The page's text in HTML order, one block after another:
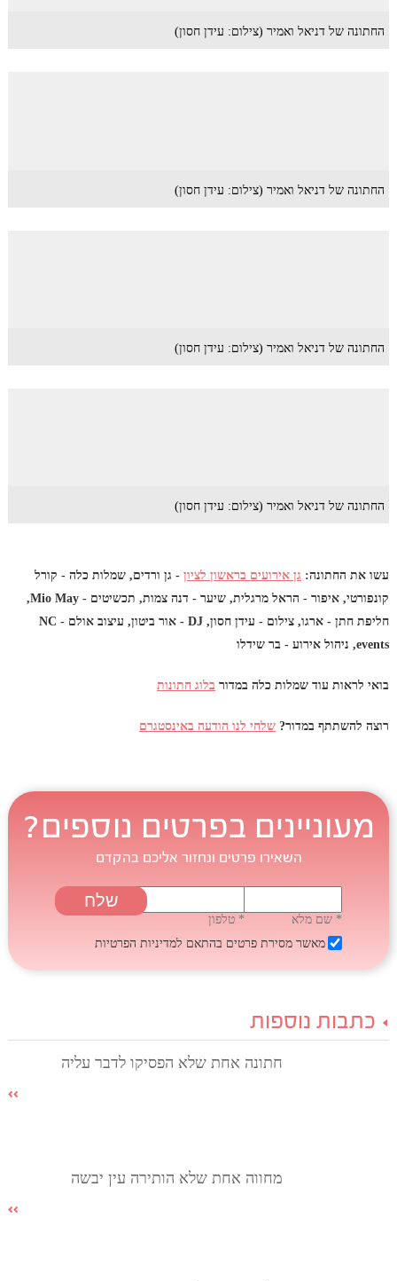
החתונה של דניאל ואמיר (צילום: עידן חסון)
החתונה של דניאל ואמיר (צילום: עידן חסון)
החתונה של דניאל ואמיר (צילום: עידן חסון)
החתונה של דניאל ואמיר (צילום: עידן חסון)
עשו את החתונה: גן אירועים בראשון לציון- גן ורדים, שמלות כלה - קורל
קונפורטי, איפור - הראל מרגלית, שיער - דנה צמות, תכשיטים - Mio May,
חליפת חתן - ארגו, צילום - עידן חסון, DJ - אור ביטון, עיצוב אולם - NC
events, ניהול אירוע - בר שידלו
בואי לראות עוד שמלות כלה במדור בלוג חתונות
רוצה להשתתף במדור? שלחי לנו הודעה באינסטגרם
מעוניינים בפרטים נוספים?
השאירו פרטים ונחזור אליכם בהקדם
* שם מלא
* טלפון
מאשר מסירת פרטים בהתאם למדיניות הפרטיות
כתבות נוספות
חתונה אחת שלא הפסיקו לדבר עליה
מחווה אחת שלא הותירה עין יבשה